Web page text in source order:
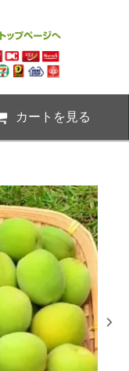
カートを見る